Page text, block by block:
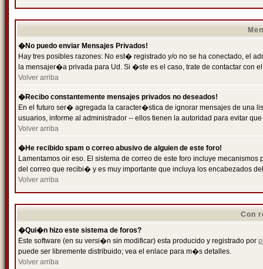
�No puedo enviar Mensajes Privados!
Hay tres posibles razones: No est� registrado y/o no se ha conectado, el
la mensajer�a privada para Ud. Si �ste es el caso, trate de contactar con
Volver arriba
�Recibo constantemente mensajes privados no deseados!
En el futuro ser� agregada la caracter�stica de ignorar mensajes de una
usuarios, informe al administrador -- ellos tienen la autoridad para evitar
Volver arriba
�He recibido spam o correo abusivo de alguien de este foro!
Lamentamos oir eso. El sistema de correo de este foro incluye
del correo que recibi� y es muy importante que incluya los encabezados
Volver arriba
Con
�Qui�n hizo este sistema de foros?
Este software (en su versi�n sin modificar) esta producido y registrado por
puede ser libremente distribuido; vea el enlace para m�s detalles.
Volver arriba